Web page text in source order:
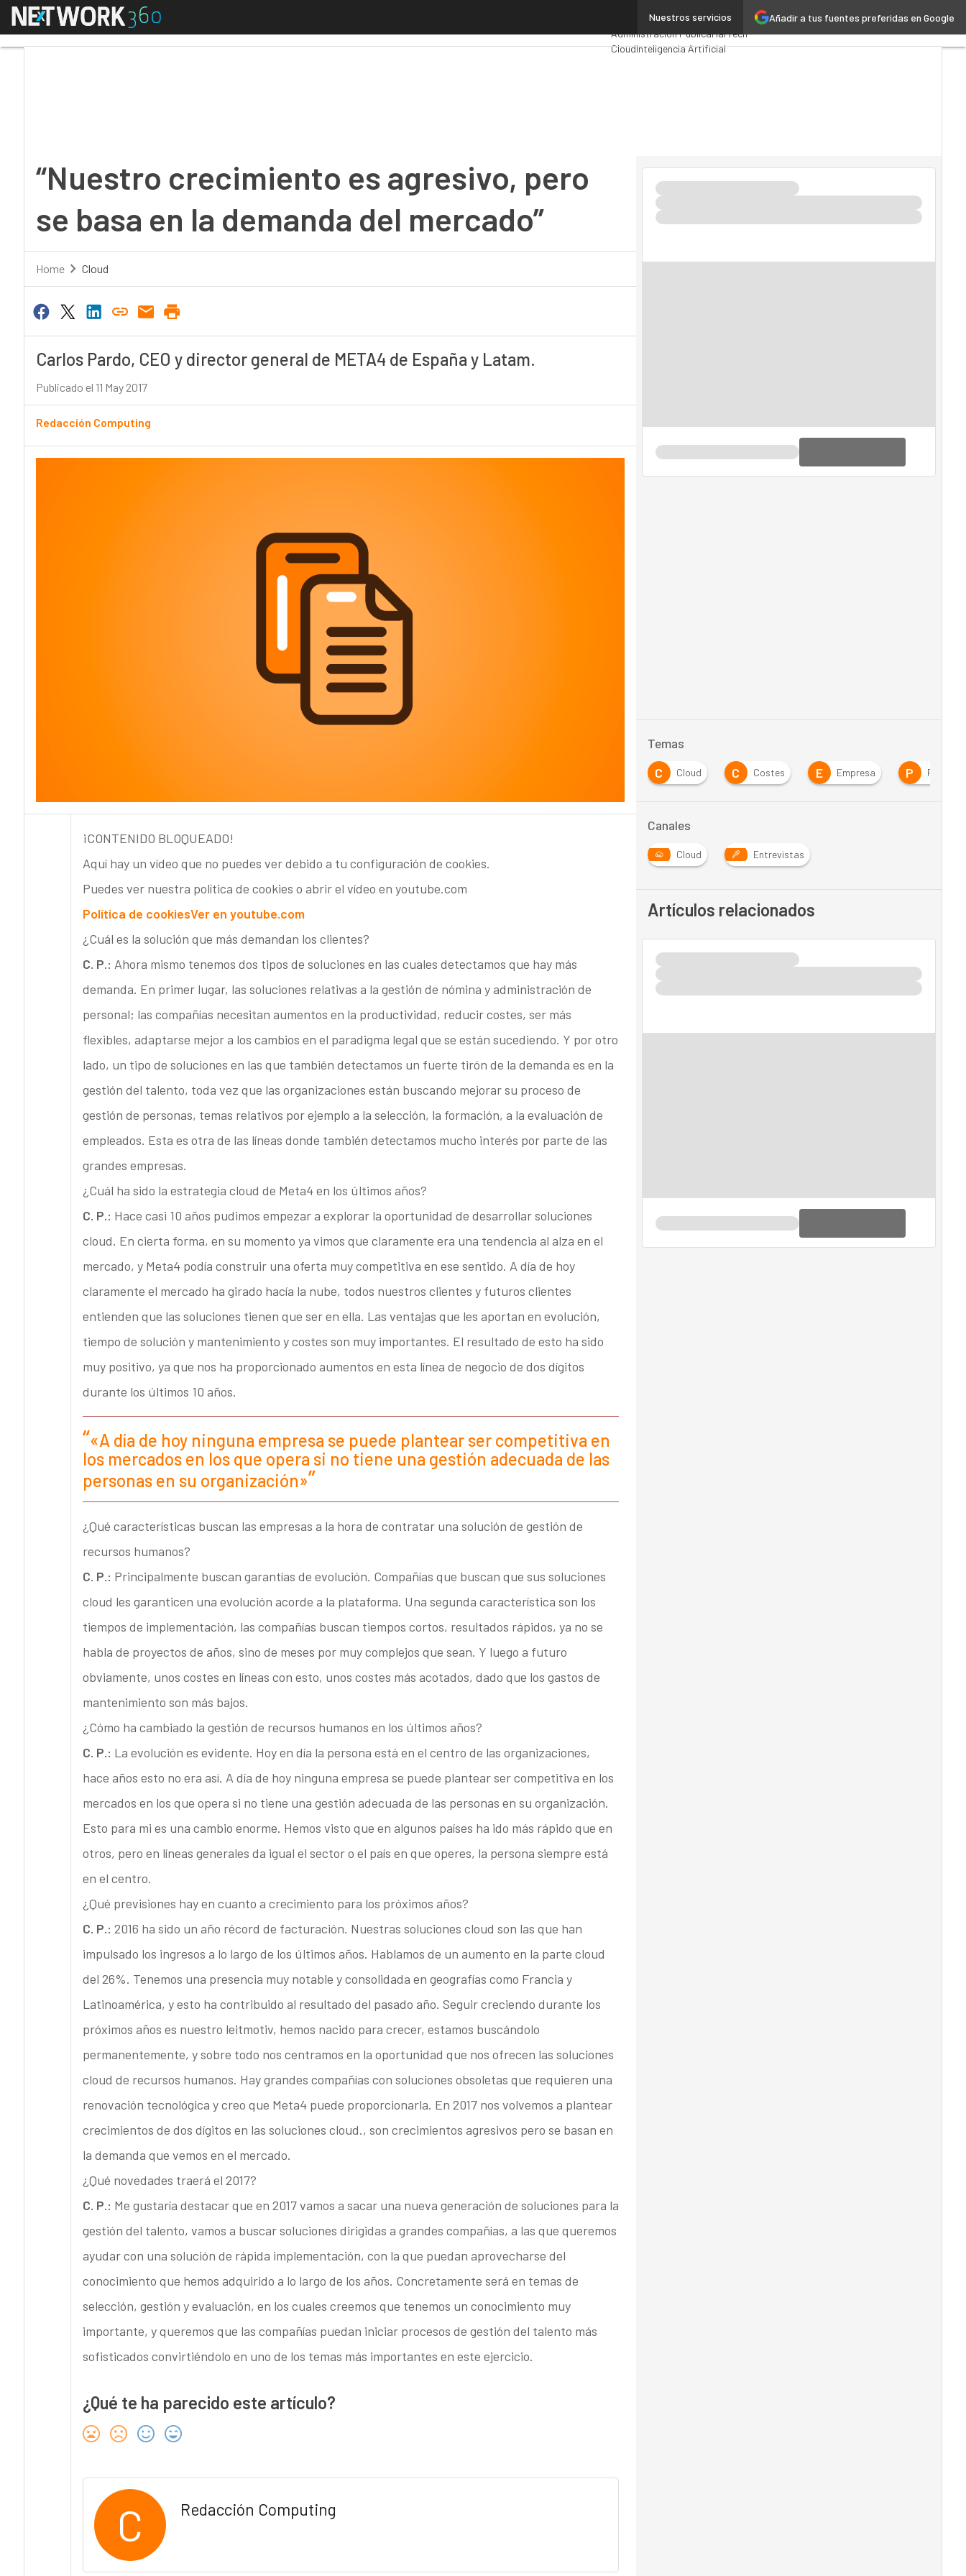
Añadir a tus fuentes preferidas en Google
Nuestros servicios
Menú Premios ComputingAnalytics
Administración PúblicaMarTech
CloudInteligencia Artificial
“Nuestro crecimiento es agresivo, pero
se basa en la demanda del mercado”
Home Cloud
Carlos Pardo, CEO y director general de META4 de España y Latam.
Publicado el 11 May 2017
Redacción Computing
¡CONTENIDO BLOQUEADO!
Aquí hay un vídeo que no puedes ver debido a tu configuración de cookies.
Puedes ver nuestra política de cookies o abrir el vídeo en youtube.com
Política de cookiesVer en youtube.com
¿Cuál es la solución que más demandan los clientes?
C. P.: Ahora mismo tenemos dos tipos de soluciones en las cuales detectamos que hay más
demanda. En primer lugar, las soluciones relativas a la gestión de nómina y administración de
personal; las compañías necesitan aumentos en la productividad, reducir costes, ser más
flexibles, adaptarse mejor a los cambios en el paradigma legal que se están sucediendo. Y por otro
lado, un tipo de soluciones en las que también detectamos un fuerte tirón de la demanda es en la
gestión del talento, toda vez que las organizaciones están buscando mejorar su proceso de
gestión de personas, temas relativos por ejemplo a la selección, la formación, a la evaluación de
empleados. Esta es otra de las líneas donde también detectamos mucho interés por parte de las
grandes empresas.
¿Cuál ha sido la estrategia cloud de Meta4 en los últimos años?
C. P.: Hace casi 10 años pudimos empezar a explorar la oportunidad de desarrollar soluciones
cloud. En cierta forma, en su momento ya vimos que claramente era una tendencia al alza en el
mercado, y Meta4 podía construir una oferta muy competitiva en ese sentido. A día de hoy
claramente el mercado ha girado hacía la nube, todos nuestros clientes y futuros clientes
entienden que las soluciones tienen que ser en ella. Las ventajas que les aportan en evolución,
tiempo de solución y mantenimiento y costes son muy importantes. El resultado de esto ha sido
muy positivo, ya que nos ha proporcionado aumentos en esta línea de negocio de dos dígitos
durante los últimos 10 años.
«A día de hoy ninguna empresa se puede plantear ser competitiva en
los mercados en los que opera si no tiene una gestión adecuada de las
personas en su organización»
¿Qué características buscan las empresas a la hora de contratar una solución de gestión de
recursos humanos?
C. P.: Principalmente buscan garantías de evolución. Compañías que buscan que sus soluciones
cloud les garanticen una evolución acorde a la plataforma. Una segunda característica son los
tiempos de implementación, las compañías buscan tiempos cortos, resultados rápidos, ya no se
habla de proyectos de años, sino de meses por muy complejos que sean. Y luego a futuro
obviamente, unos costes en líneas con esto, unos costes más acotados, dado que los gastos de
mantenimiento son más bajos.
¿Cómo ha cambiado la gestión de recursos humanos en los últimos años?
C. P.: La evolución es evidente. Hoy en día la persona está en el centro de las organizaciones,
hace años esto no era así. A día de hoy ninguna empresa se puede plantear ser competitiva en los
mercados en los que opera si no tiene una gestión adecuada de las personas en su organización.
Esto para mi es una cambio enorme. Hemos visto que en algunos países ha ido más rápido que en
otros, pero en líneas generales da igual el sector o el país en que operes, la persona siempre está
en el centro.
¿Qué previsiones hay en cuanto a crecimiento para los próximos años?
C. P.: 2016 ha sido un año récord de facturación. Nuestras soluciones cloud son las que han
impulsado los ingresos a lo largo de los últimos años. Hablamos de un aumento en la parte cloud
del 26%. Tenemos una presencia muy notable y consolidada en geografías como Francia y
Latinoamérica, y esto ha contribuido al resultado del pasado año. Seguir creciendo durante los
próximos años es nuestro leitmotiv, hemos nacido para crecer, estamos buscándolo
permanentemente, y sobre todo nos centramos en la oportunidad que nos ofrecen las soluciones
cloud de recursos humanos. Hay grandes compañías con soluciones obsoletas que requieren una
renovación tecnológica y creo que Meta4 puede proporcionarla. En 2017 nos volvemos a plantear
crecimientos de dos dígitos en las soluciones cloud., son crecimientos agresivos pero se basan en
la demanda que vemos en el mercado.
¿Qué novedades traerá el 2017?
C. P.: Me gustaría destacar que en 2017 vamos a sacar una nueva generación de soluciones para la
gestión del talento, vamos a buscar soluciones dirigidas a grandes compañías, a las que queremos
ayudar con una solución de rápida implementación, con la que puedan aprovecharse del
conocimiento que hemos adquirido a lo largo de los años. Concretamente será en temas de
selección, gestión y evaluación, en los cuales creemos que tenemos un conocimiento muy
importante, y queremos que las compañías puedan iniciar procesos de gestión del talento más
sofisticados convirtiéndolo en uno de los temas más importantes en este ejercicio.
¿Qué te ha parecido este artículo?
C Redacción Computing
Temas
C Cloud C Costes E Empresa P
Canales
Cloud Entrevistas
Artículos relacionados